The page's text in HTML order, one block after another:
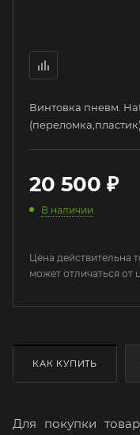
Винтовка пневм.
20 500 ₽
В наличии
Цена действительна
может отличаться от
КАК КУПИТЬ
Для покупки